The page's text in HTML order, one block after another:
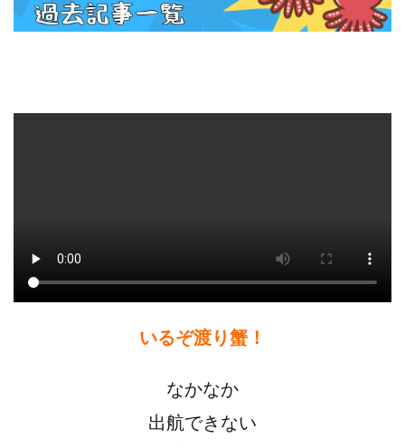
いるぞ渡り蟹！
なかなか
出航できない